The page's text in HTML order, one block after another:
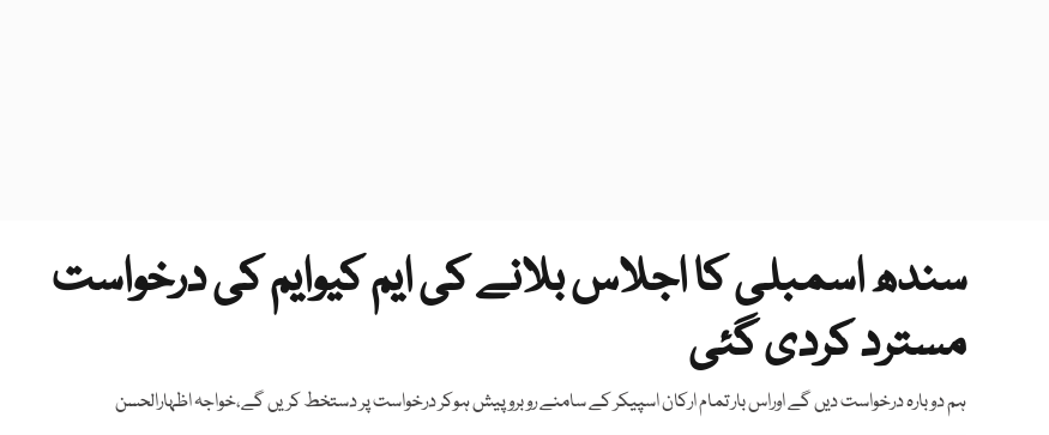
سندھ اسمبلی کا اجلاس بلانے کی ایم کیوایم کی درخواست
مسترد کردی گئی
ہم دوبارہ درخواست دیں گے اوراس بار تمام ارکان اسپیکر کے سامنے روبرو پیش ہوکر درخواست پر دستخط کریں گے،خواجہ اظہارالحسن